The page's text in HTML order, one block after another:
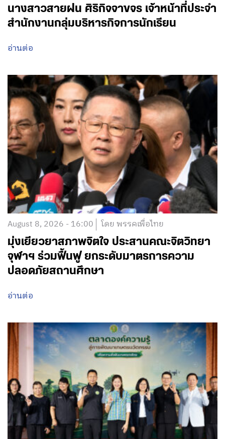
นางสาวสายฝน ศิริกิจจาขจร เจ้าหน้าที่ประจำ
สำนักงานกลุ่มบริหารกิจการนักเรียน
อ่านต่อ
August 8, 2026 - 16:00 โดย พรรคเพื่อไทย
มุ่งเยียวยาสภาพจิตใจ ประสานคณะจิตวิทยา
จุฬาฯ ร่วมฟื้นฟู ยกระดับมาตรการความ
ปลอดภัยสถานศึกษา
อ่านต่อ